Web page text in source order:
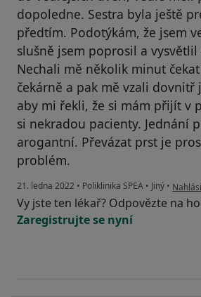
dopoledne. Sestra byla ještě
předtím. Podotýkám, že jsem
slušně jsem poprosil a vysvětlil
Nechali mě několik minut
čekárně a pak mě vzali
aby mi řekli, že si mám přijít v
si nekradou pacienty. Jednání
arogantní. Převázat prst je
problém.
21. ledna 2022 • Poliklinika SPEA • Jiný • podle
Vy jste ten lékař? Odpovězte na
Zaregistrujte se nyní